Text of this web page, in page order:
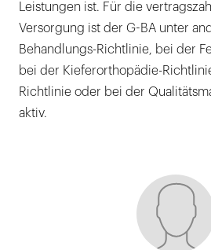
Leistungen ist. Für die
Versorgung ist der G-BA unter
Behandlungs-Richtlinie, bei der
bei der Kieferorthopädie-
Richtlinie oder bei der
aktiv.